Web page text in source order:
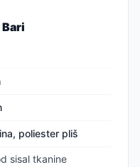
poliester pliš
sisal tkanine